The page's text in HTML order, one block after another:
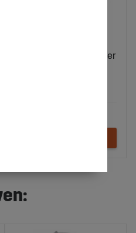
Lager 20X47 reservlager